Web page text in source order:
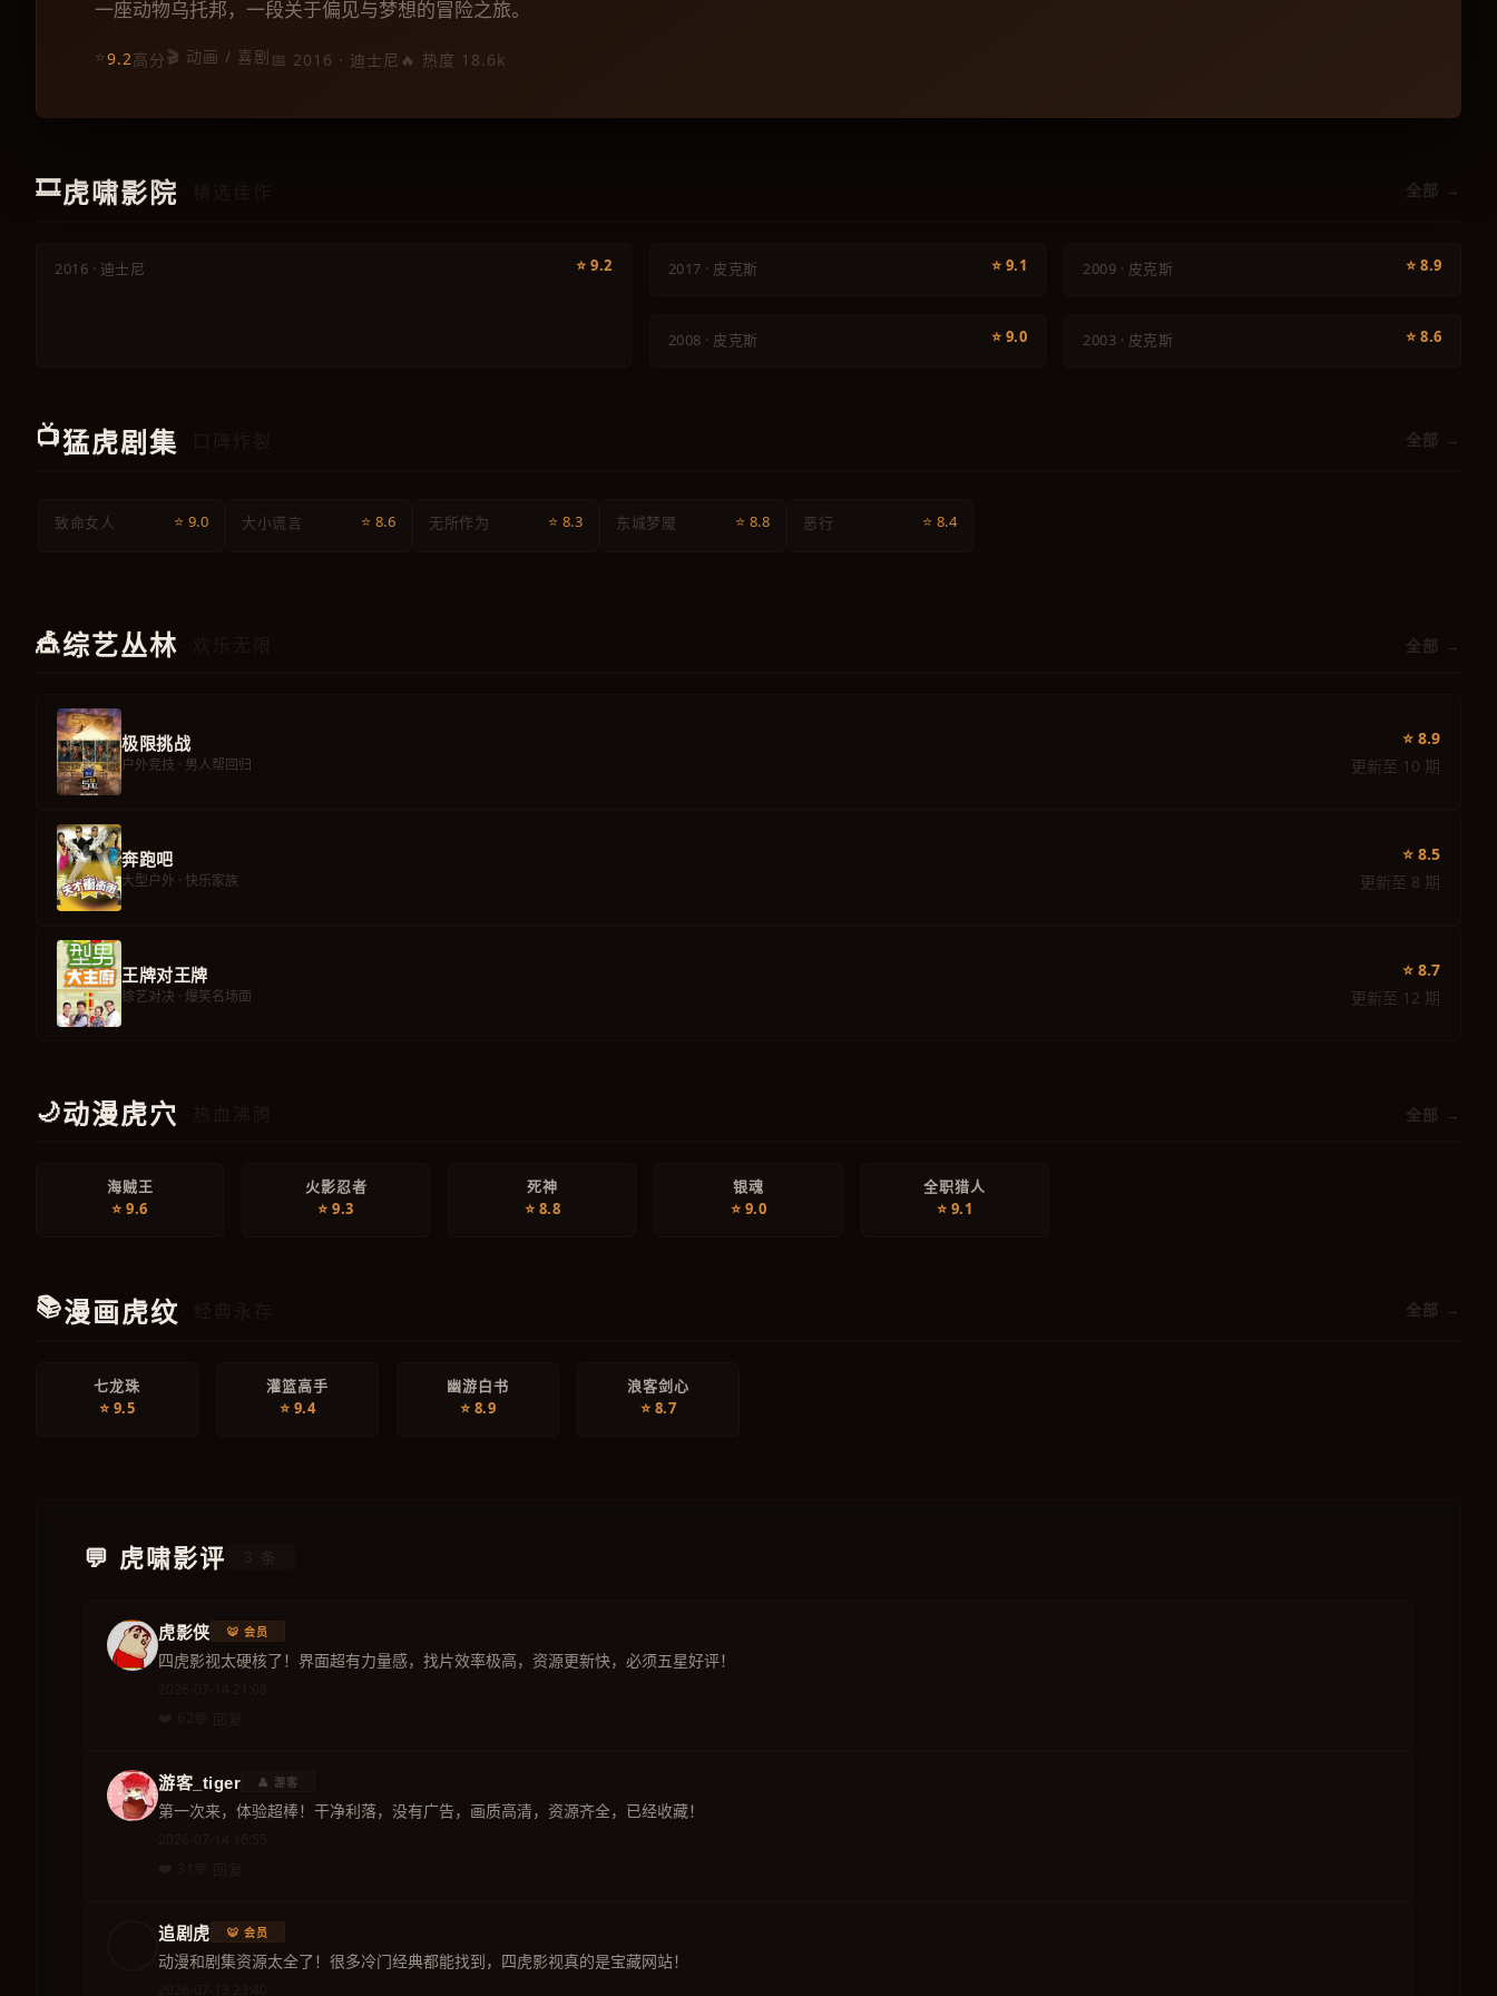
一座动物乌托邦，一段关于偏见与梦想的冒险之旅。
⭐9.2高分🎬 动画 / 喜剧 📅 2016 · 迪士尼 🔥 热度 18.6k
🎞️虎啸影院 全部 →
疯狂动物城
2016 · 迪士尼 ⭐ 9.2 2017 · 皮克斯 ⭐ 9.1 2009 · 皮克斯 ⭐ 8.9
2008 · 皮克斯 ⭐ 9.0 2003 · 皮克斯 ⭐ 8.6
📺猛虎剧集 全部 →
致命女人 ⭐ 9.0 大小谎言 ⭐ 8.6 无所作为 ⭐ 8.3 东城梦魇 ⭐ 8.8 恶行 ⭐ 8.4
🎪综艺丛林 全部 →
极限挑战
户外竞技 · 男人帮回归
⭐ 8.9
更新至 10 期
奔跑吧
大型户外 · 快乐家族
⭐ 8.5
更新至 8 期
王牌对王牌
综艺对决 · 爆笑名场面
⭐ 8.7
更新至 12 期
🌙动漫虎穴 全部 →
海贼王
⭐ 9.6
火影忍者
⭐ 9.3
死神
⭐ 8.8
银魂
⭐ 9.0
全职猎人
⭐ 9.1
📚漫画虎纹 全部 →
七龙珠
⭐ 9.5
灌篮高手
⭐ 9.4
幽游白书
⭐ 8.9
浪客剑心
⭐ 8.7
💬 虎啸影评
虎影侠 🐯 会员
四虎影视太硬核了！界面超有力量感，找片效率极高，资源更新快，必须五星好评！
游客_tiger 👤 游客
第一次来，体验超棒！干净利落，没有广告，画质高清，资源齐全，已经收藏！
追剧虎 🐯 会员
动漫和剧集资源太全了！很多冷门经典都能找到，四虎影视真的是宝藏网站！